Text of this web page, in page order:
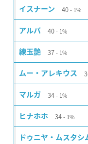
イスナーン 40 1%
アルバ 40 1%
練玉艶 37 1%
ムー・アレキウス
マルガ 34 1%
ヒナホホ 34 1%
ドゥニヤ・ムスタシ